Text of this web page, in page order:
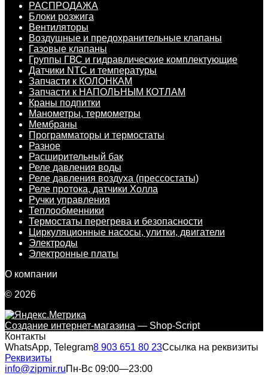
РАСПРОДАЖА
Блоки розжига
Вентиляторы
Воздушные и предохранительные клапаны
Газовые клапаны
Группы ГВС и гидравлические комплектующие
Датчики NTC и температуры
Запчасти к КОЛОНКАМ
Запчасти к НАПОЛЬНЫМ КОТЛАМ
Краны подпитки
Манометры, термометры
Мембраны
Программаторы и термостаты
Разное
Расширительный бак
Реле давления воды
Реле давления воздуха (прессостаты)
Реле протока, датчики Холла
Ручки управления
Теплообменники
Термостаты перегрева и безопасности
Циркуляционные насосы, улитки, двигатели
Электроды
Электронные платы
О компании
© 2026
Создание интернет-магазина — Shop-Script
Контакты
WhatsApp, Telegram8 903 651 80 23Ссылка на реквизиты
Реквизиты
info@zipmir.ruПн-Вс 09:00—23:00